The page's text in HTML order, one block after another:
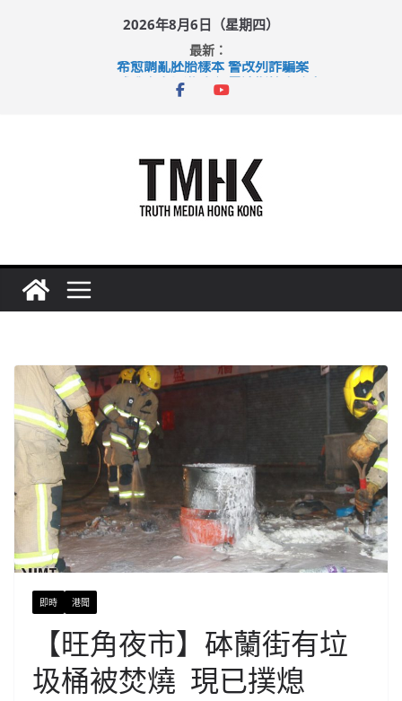
2026年8月6日（星期四）
最新：
希愈調亂胚胎樣本 警改列詐騙案
足球盛會次場激戰 祖雲達斯挫車路士
即時 港聞
【旺角夜市】砵蘭街有垃
圾桶被焚燒 現已撲熄